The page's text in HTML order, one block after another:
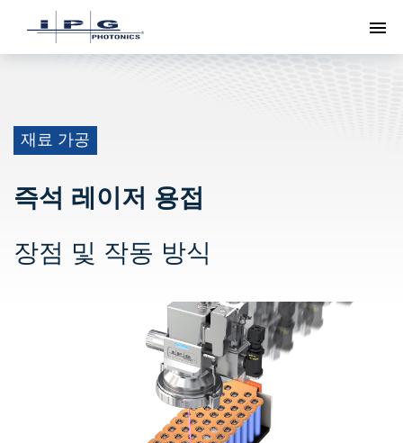
메
재료 가공
즉석 레이저 용접
장점 및 작동 방식